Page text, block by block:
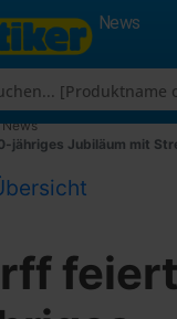
News
News
jähriges Jubiläum mit
feiert